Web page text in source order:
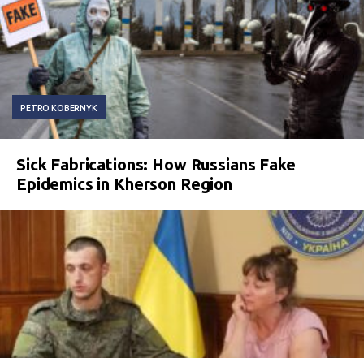
PETRO KOBERNYK
Sick Fabrications: How Russians Fake
Epidemics in Kherson Region